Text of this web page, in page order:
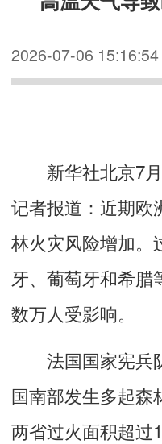
2026-07-06 15:16:54
新华社北京7月
记者报道：近期欧
林火灾风险增加。
牙、葡萄牙和希腊
数万人受影响。
法国国家宪兵
国南部发生多起森
两省过火面积超过